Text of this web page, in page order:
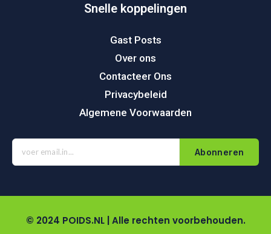
Snelle koppelingen
Gast Posts
Over ons
Contacteer Ons
Privacybeleid
Algemene Voorwaarden
Abonneren
© 2024 POIDS.NL | Alle rechten voorbehouden.